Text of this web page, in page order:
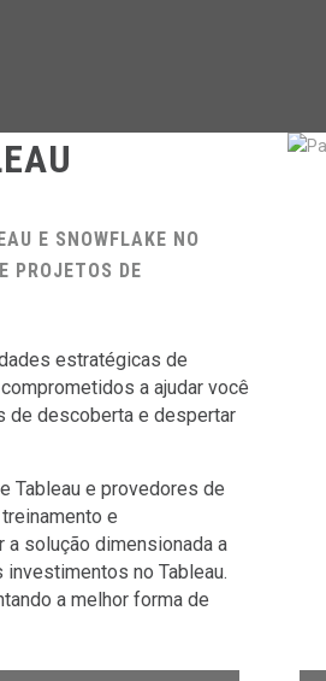
E SNOWFLAKE NO
PROJETOS DE
estratégicas de
a ajudar você
de descoberta e despertar
Tableau e provedores de
e
a solução dimensionada a
no Tableau.
a melhor forma de